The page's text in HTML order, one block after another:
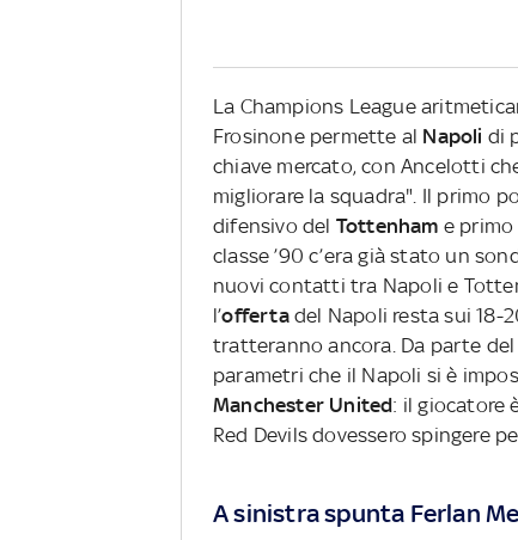
La Champions League
Frosinone permette al Napoli di
chiave mercato, con Ancelotti
migliorare la squadra". Il primo
difensivo del Tottenham e primo
classe ’90 c’era già stato un
nuovi contatti tra Napoli e
l’offertadel Napoli resta sui 18-
tratteranno ancora. Da parte del
parametri che il Napoli si è
Manchester United: il giocatore
Red Devils dovessero spingere
A sinistra spunta Ferlan